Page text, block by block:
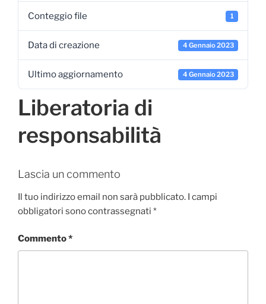
Conteggio file 1
Data di creazione 4 Gennaio 2023
Ultimo aggiornamento 4 Gennaio 2023
Liberatoria di
responsabilità
Lascia un commento
Il tuo indirizzo email non sarà pubblicato. I campi
obbligatori sono contrassegnati *
Commento*